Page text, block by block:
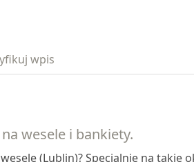
wpis
wesele i bankiety.
(Lublin)? Specjalnie na takie